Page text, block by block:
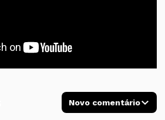
Novo comentário